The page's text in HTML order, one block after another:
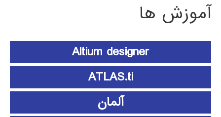
آموزش ها
Altium designer
ATLAS.ti
آلمان